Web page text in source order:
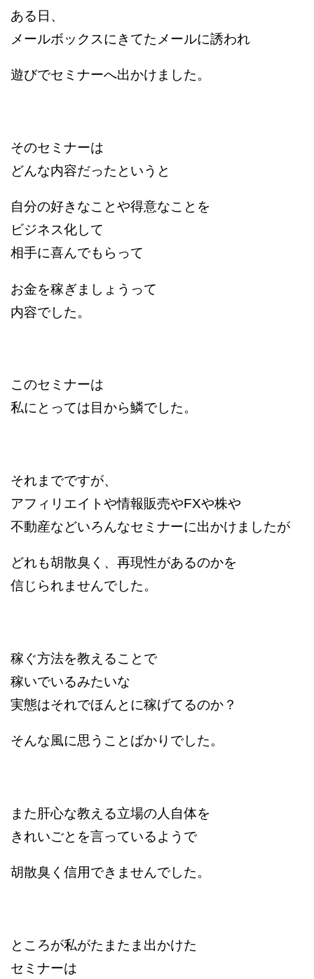
ある日、
メールボックスにきてたメールに誘われ
遊びでセミナーへ出かけました。
そのセミナーは
どんな内容だったというと
自分の好きなことや得意なことを
ビジネス化して
相手に喜んでもらって
お金を稼ぎましょうって
内容でした。
このセミナーは
私にとっては目から鱗でした。
それまでですが、
アフィリエイトや情報販売やFXや株や
不動産などいろんなセミナーに出かけましたが
どれも胡散臭く、再現性があるのかを
信じられませんでした。
稼ぐ方法を教えることで
稼いでいるみたいな
実態はそれでほんとに稼げてるのか？
そんな風に思うことばかりでした。
また肝心な教える立場の人自体を
きれいごとを言っているようで
胡散臭く信用できませんでした。
ところが私がたまたま出かけた
セミナーは